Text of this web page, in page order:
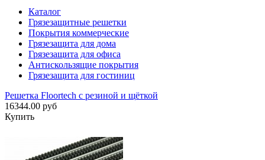
Каталог
Грязезащитные решетки
Покрытия коммерческие
Грязезащита для дома
Грязезащита для офиса
Антискользящие покрытия
Грязезащита для гостиниц
Решетка Floortech с резиной и щёткой
16344.00 руб
Купить